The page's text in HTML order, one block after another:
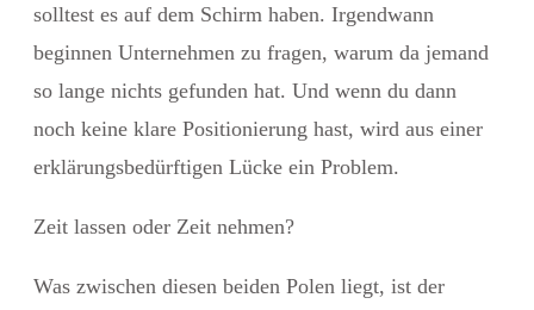
solltest es auf dem Schirm haben. Irgendwann
beginnen Unternehmen zu fragen, warum da jemand
so lange nichts gefunden hat. Und wenn du dann
noch keine klare Positionierung hast, wird aus einer
erklärungsbedürftigen Lücke ein Problem.
Zeit lassen oder Zeit nehmen?
Was zwischen diesen beiden Polen liegt, ist der